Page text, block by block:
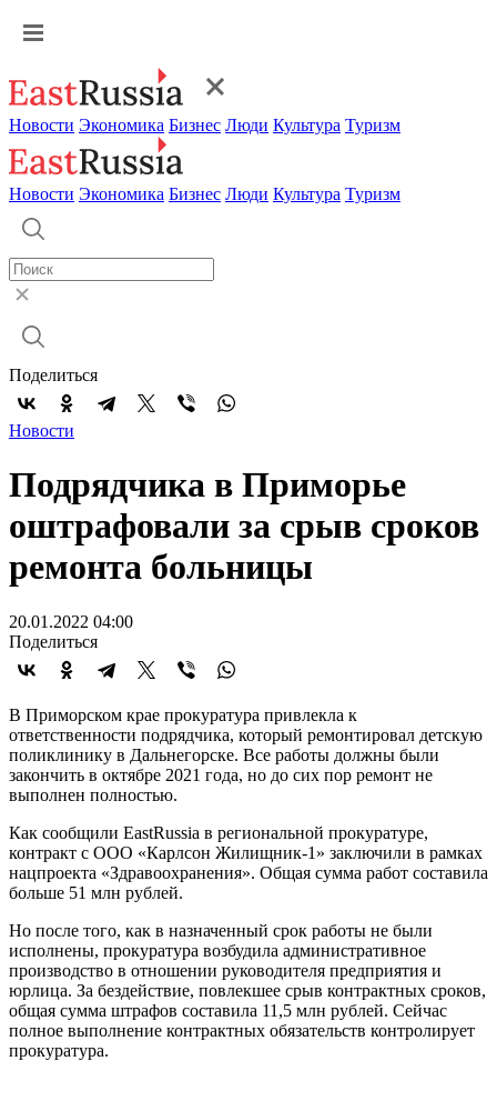
Новости Экономика Бизнес Люди Культура Туризм
Новости Экономика Бизнес Люди Культура Туризм
Поделиться
Новости
Подрядчика в Приморье
оштрафовали за срыв сроков
ремонта больницы
20.01.2022 04:00
Поделиться
В Приморском крае прокуратура привлекла к
ответственности подрядчика, который ремонтировал детскую
поликлинику в Дальнегорске. Все работы должны были
закончить в октябре 2021 года, но до сих пор ремонт не
выполнен полностью.
Как сообщили EastRussia в региональной прокуратуре,
контракт с ООО «Карлсон Жилищник-1» заключили в рамках
нацпроекта «Здравоохранения». Общая сумма работ составила
больше 51 млн рублей.
Но после того, как в назначенный срок работы не были
исполнены, прокуратура возбудила административное
производство в отношении руководителя предприятия и
юрлица. За бездействие, повлекшее срыв контрактных сроков,
общая сумма штрафов составила 11,5 млн рублей. Сейчас
полное выполнение контрактных обязательств контролирует
прокуратура.